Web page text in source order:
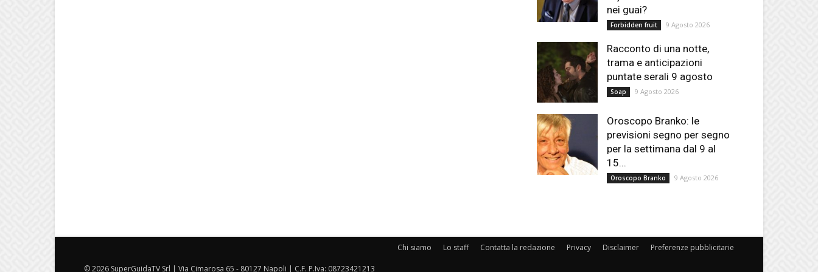
nei guai?
Forbidden fruit 9 Agosto 2026
Racconto di una notte,
trama e anticipazioni
puntate serali 9 agosto
Soap 9 Agosto 2026
Oroscopo Branko: le
previsioni segno per segno
per la settimana dal 9 al
15...
Oroscopo Branko 9 Agosto 2026
Chi siamo Lo staff Contatta la redazione Privacy Disclaimer Preferenze pubblicitarie
© 2026 SuperGuidaTV Srl | Via Cimarosa 65 - 80127 Napoli | C.F. P.Iva: 08723421213